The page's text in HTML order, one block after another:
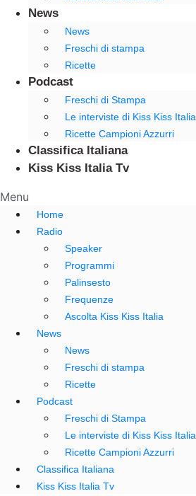
News
News
Freschi di stampa
Ricette
Podcast
Freschi di Stampa
Le interviste di Kiss Kiss Italia
Ricette Campioni Azzurri
Classifica Italiana
Kiss Kiss Italia Tv
Menu
Home
Radio
Speaker
Programmi
Palinsesto
Frequenze
Ascolta Kiss Kiss Italia
News
News
Freschi di stampa
Ricette
Podcast
Freschi di Stampa
Le interviste di Kiss Kiss Italia
Ricette Campioni Azzurri
Classifica Italiana
Kiss Kiss Italia Tv